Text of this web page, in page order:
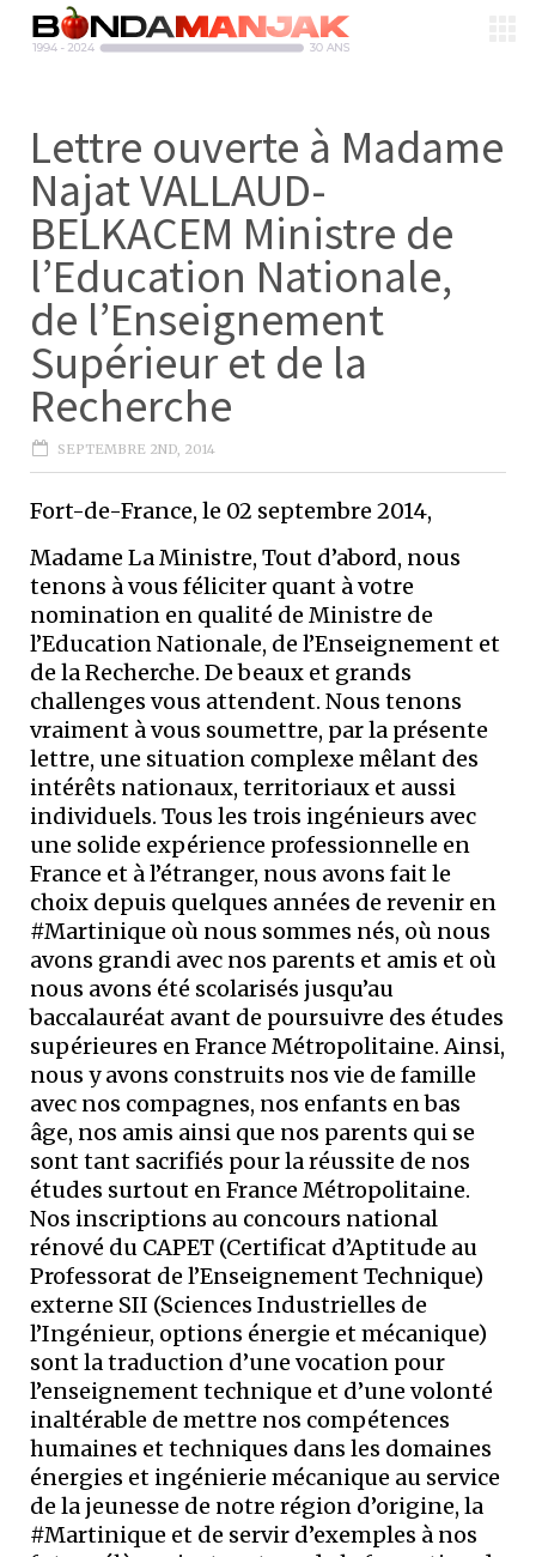
Lettre ouverte à Madame
Najat VALLAUD-
BELKACEM Ministre de
l’Education Nationale,
de l’Enseignement
Supérieur et de la
Recherche
SEPTEMBRE 2ND, 2014
Fort-de-France, le 02 septembre 2014,
Madame La Ministre, Tout d’abord, nous
tenons à vous féliciter quant à votre
nomination en qualité de Ministre de
l’Education Nationale, de l’Enseignement et
de la Recherche. De beaux et grands
challenges vous attendent. Nous tenons
vraiment à vous soumettre, par la présente
lettre, une situation complexe mêlant des
intérêts nationaux, territoriaux et aussi
individuels. Tous les trois ingénieurs avec
une solide expérience professionnelle en
France et à l’étranger, nous avons fait le
choix depuis quelques années de revenir en
#Martinique où nous sommes nés, où nous
avons grandi avec nos parents et amis et où
nous avons été scolarisés jusqu’au
baccalauréat avant de poursuivre des études
supérieures en France Métropolitaine. Ainsi,
nous y avons construits nos vie de famille
avec nos compagnes, nos enfants en bas
âge, nos amis ainsi que nos parents qui se
sont tant sacrifiés pour la réussite de nos
études surtout en France Métropolitaine.
Nos inscriptions au concours national
rénové du CAPET (Certificat d’Aptitude au
Professorat de l’Enseignement Technique)
externe SII (Sciences Industrielles de
l’Ingénieur, options énergie et mécanique)
sont la traduction d’une vocation pour
l’enseignement technique et d’une volonté
inaltérable de mettre nos compétences
humaines et techniques dans les domaines
énergies et ingénierie mécanique au service
de la jeunesse de notre région d’origine, la
#Martinique et de servir d’exemples à nos